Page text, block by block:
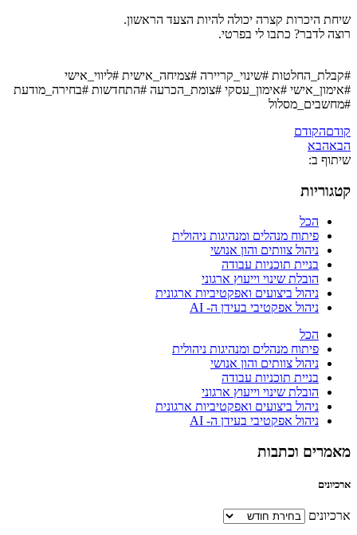
שיחת היכרות קצרה יכולה להיות הצעד הראשון.
רוצה לדבר? כתבו לי בפרטי.
#קבלת_החלטות #שינוי_קריירה #צמיחה_אישית #ליווי_אישי
#אימון_אישי #אימון_עסקי #צומת_הכרעה #התחדשות #בחירה_מודעת
#מחשבים_מסלול
קודםהקודם
הבאהבא
שיתוף ב:
קטגוריות
הכל
פיתוח מנהלים ומנהיגות ניהולית
ניהול צוותים והון אנושי
בניית תוכניות עבודה
הובלת שינוי וייעוץ ארגוני
ניהול ביצועים ואפקטיביות ארגונית
ניהול אפקטיבי בעידן ה- AI
הכל
פיתוח מנהלים ומנהיגות ניהולית
ניהול צוותים והון אנושי
בניית תוכניות עבודה
הובלת שינוי וייעוץ ארגוני
ניהול ביצועים ואפקטיביות ארגונית
ניהול אפקטיבי בעידן ה- AI
מאמרים וכתבות
ארכיונים
ארכיונים